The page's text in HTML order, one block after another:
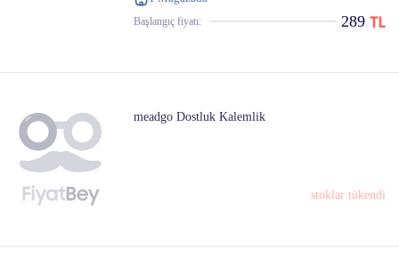
Başlangıç ​​fiyatı: 289
meadgo Dostluk Kalemlik
stoklar tükendi